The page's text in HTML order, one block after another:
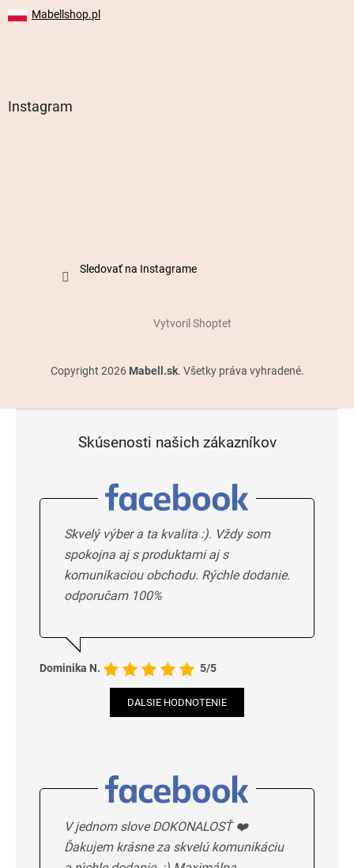
Mabellshop.pl
Instagram
Sledovať na Instagrame
Vytvoril Shoptet
Copyright 2026 Mabell.sk. Všetky práva vyhradené.
Skúsenosti našich zákazníkov
Skvelý výber a ta kvalita :). Vždy som
spokojna aj s produktami aj s
komunikaciou obchodu. Rýchle dodanie.
odporučam 100%
Dominika N. 5/5
DALSIE HODNOTENIE
V jednom slove DOKONALOSŤ ❤️
Ďakujem krásne za skvelú komunikáciu